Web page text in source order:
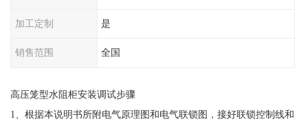
加工定制 是
销售范围 全国
高压笼型水阻柜安装调试步骤
1、根据本说明书所附电气原理图和电气联锁图，接好联锁控制线和